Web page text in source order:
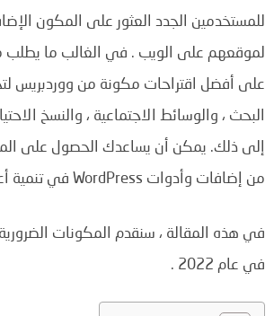
للمستخدمين الجدد العثور على المكون
لموقعهم على الويب . في الغالب ما يطلب
على أفضل اقتراحات مكونة من ووردبريس
البحث ، والوسائط الاجتماعية ، والنسخ
إلى ذلك. يمكن أن يساعدك الحصول على
من إضافات وأدوات WordPress في تنمية أعمالك عبر الإنترنت.
في هذه المقالة ، سنقدم المكونات
في عام 2022 .